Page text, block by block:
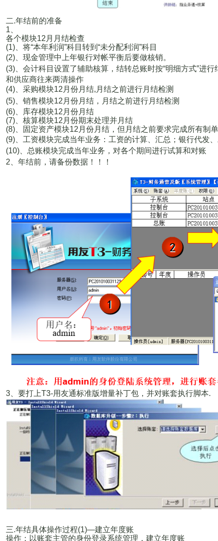
二.年结前的准备
1
各个模块12 月月结检查
(1)、将“本年利润”科目转到 “未分配利润”科目
(2)、现金管理中上年银行对帐平衡后要做核销。
(3)、会计科目设置了辅助核算，结转总账时按“明细方式”进行
和供应商往来两清操作
(4)、采购模块12 月份月结, 月结之前进行月结检测
(5)、销售模块12 月份月结，月结之前进行月结检测
(6)、库存模块12 月份月结
(7)、核算模块12 月份期末处理并月结
(8)、固定资产模块12 月份月结，但月结之前要求完成所有制
(9)、工资模块完成当年业务：工资的计算、汇总；银行代发
(10)、总账模块完成当年业务，对各个期间进行试算和对账
2 、年结前，请备份数据！！！
3、要打上T3-用友通标准版增量补丁包，并对账套执行脚本.
三.年结具体操作过程(1)—建立年度账
操作：以账套主管的身份登录系统管理，建立年度账